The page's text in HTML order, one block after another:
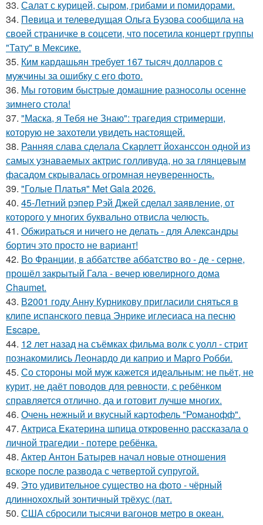
33. Салат с курицей, сыром, грибами и помидорами.
34. Певица и телеведущая Ольга Бузова сообщила на
своей страничке в соцсети, что посетила концерт группы
"Тату" в Мексике.
35. Ким кардашьян требует 167 тысяч долларов с
мужчины за ошибку с его фото.
36. Мы готовим быстрые домашние разносолы осенне
зимнего стола!
37. "Маска, я Тебя не Знаю": трагедия стримерши,
которую не захотели увидеть настоящей.
38. Ранняя слава сделала Скарлетт йоханссон одной из
самых узнаваемых актрис голливуда, но за глянцевым
фасадом скрывалась огромная неуверенность.
39. "Голые Платья" Met Gala 2026.
40. 45-Летний рэпер Рэй Джей сделал заявление, от
которого у многих буквально отвисла челюсть.
41. Обжираться и ничего не делать - для Александры
бортич это просто не вариант!
42. Во Франции, в аббатстве аббатство во - де - серне,
прошёл закрытый Гала - вечер ювелирного дома
Chaumet.
43. В2001 году Анну Курникову пригласили сняться в
клипе испанского певца Энрике иглесиаса на песню
Escape.
44. 12 лет назад на съёмках фильма волк с уолл - стрит
познакомились Леонардо ди каприо и Марго Робби.
45. Со стороны мой муж кажется идеальным: не пьёт, не
курит, не даёт поводов для ревности, с ребёнком
справляется отлично, да и готовит лучше многих.
46. Очень нежный и вкусный картофель "Романофф".
47. Актриса Екатерина шпица откровенно рассказала о
личной трагедии - потере ребёнка.
48. Актер Антон Батырев начал новые отношения
вскоре после развода с четвертой супругой.
49. Это удивительное существо на фото - чёрный
длиннохохлый зонтичный трёхус (лат.
50. США сбросили тысячи вагонов метро в океан.